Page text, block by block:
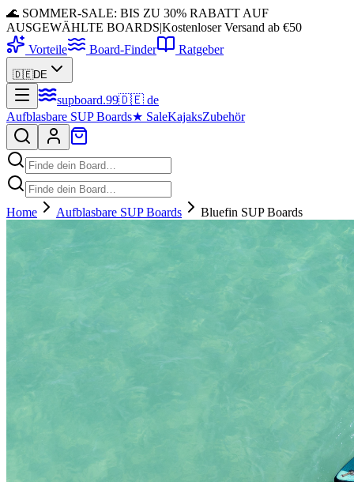
🌊 SOMMER-SALE: BIS ZU 30% RABATT AUF
AUSGEWÄHLTE BOARDS|Kostenloser Versand ab €50
Vorteile
Board-Finder Ratgeber
🇩🇪DE
supboard.99🇩🇪 de
Aufblasbare SUP Boards★ SaleKajaksZubehör
Home Aufblasbare SUP Boards Bluefin SUP Boards